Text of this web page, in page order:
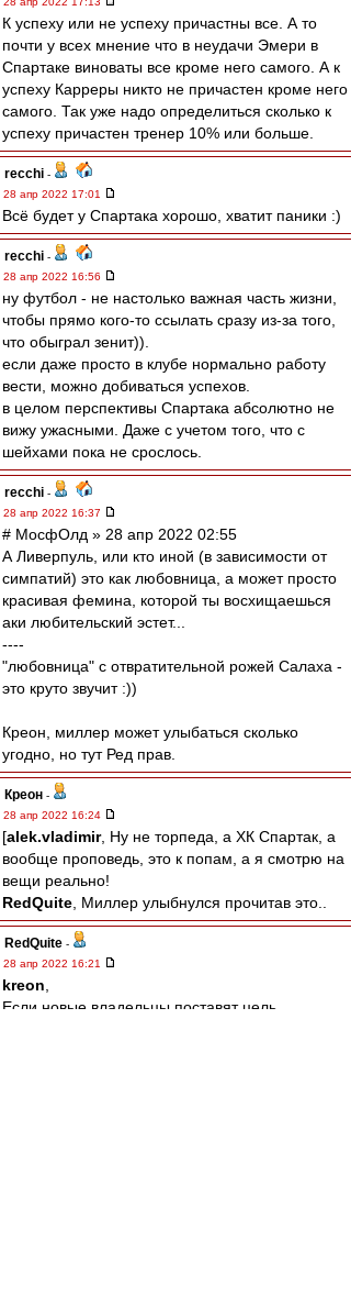
К успеху или не успеху причастны все. А то
почти у всех мнение что в неудачи Эмери в
Спартаке виноваты все кроме него самого. А к
успеху Карреры никто не причастен кроме него
самого. Так уже надо определиться сколько к
успеху причастен тренер 10% или больше.
recchi -
28 апр 2022 17:01
Всё будет у Спартака хорошо, хватит паники :)
recchi -
28 апр 2022 16:56
ну футбол - не настолько важная часть жизни,
чтобы прямо кого-то ссылать сразу из-за того,
что обыграл зенит)).
если даже просто в клубе нормально работу
вести, можно добиваться успехов.
в целом перспективы Спартака абсолютно не
вижу ужасными. Даже с учетом того, что с
шейхами пока не срослось.
recchi -
28 апр 2022 16:37
# МосфОлд » 28 апр 2022 02:55
А Ливерпуль, или кто иной (в зависимости от
симпатий) это как любовница, а может просто
красивая фемина, которой ты восхищаешься
аки любительский эстет...
----
"любовница" с отвратительной рожей Салаха -
это круто звучит :))
Креон, миллер может улыбаться сколько
угодно, но тут Ред прав.
Креон -
28 апр 2022 16:24
[alek.vladimir, Ну не торпеда, а ХК Спартак, а
вообще проповедь, это к попам, а я смотрю на
вещи реально!
RedQuite , Миллер улыбнулся прочитав это..
RedQuite -
28 апр 2022 16:21
kreon
Если новые владельцы поставят цель